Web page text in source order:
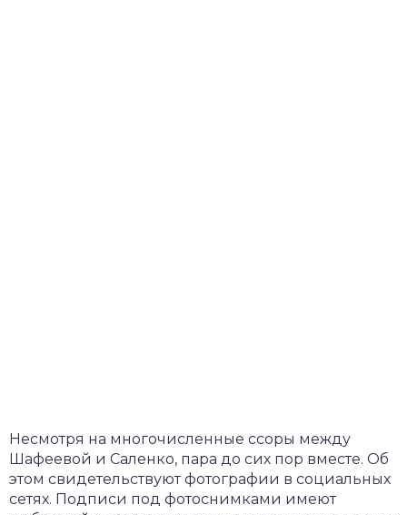
Несмотря на многочисленные ссоры между
Шафеевой и Саленко, пара до сих пор вместе. Об
этом свидетельствуют фотографии в социальных
сетях. Подписи под фотоснимками имеют